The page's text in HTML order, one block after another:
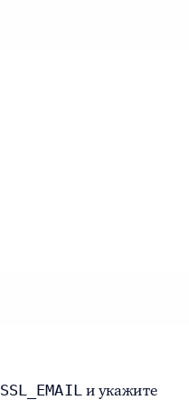
SSL_EMAIL и укажите